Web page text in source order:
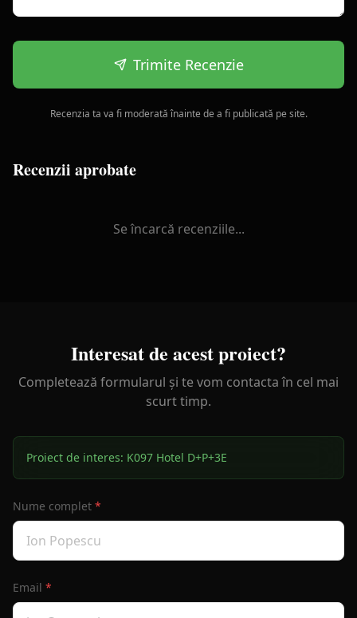
Trimite Recenzie
Recenzia ta va fi moderată înainte de a fi publicată pe site.
Recenzii aprobate
Se încarcă recenziile...
Interesat de acest proiect?
Completează formularul și te vom contacta în cel mai
scurt timp.
Proiect de interes: K097 Hotel D+P+3E
Nume complet *
Email *